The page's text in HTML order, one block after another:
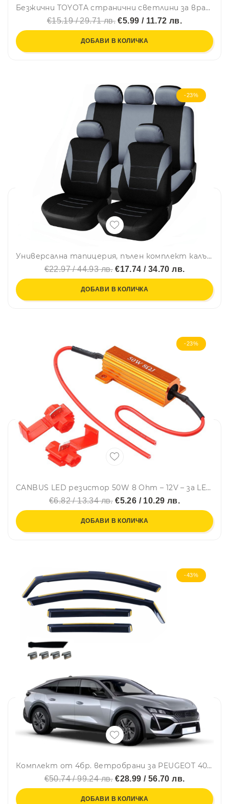
Безжични TOYOTA странични светлини за врата на кола, 2 броя, LED лого
€15.19 / 29.71 лв. €5.99 / 11.72 лв.
ДОБАВИ В КОЛИЧКА
-23%
Универсална тапицерия, пълен комплект калъфи за предни и задни цели седалки,текстил в сиво-черно
€22.97 / 44.93 лв.€17.74 / 34.70 лв.
ДОБАВИ В КОЛИЧКА
-23%
CANBUS LED резистор 50W 8 Ohm – 12V – за LED крушки - Carmotion
€6.82 / 13.34 лв.€5.26 / 10.29 лв.
ДОБАВИ В КОЛИЧКА
-43%
Комплект от 4бр. ветробрани за PEUGEOT 408 LSE 2022 г. +
€50.74 / 99.24 лв.€28.99 / 56.70 лв.
ДОБАВИ В КОЛИЧКА